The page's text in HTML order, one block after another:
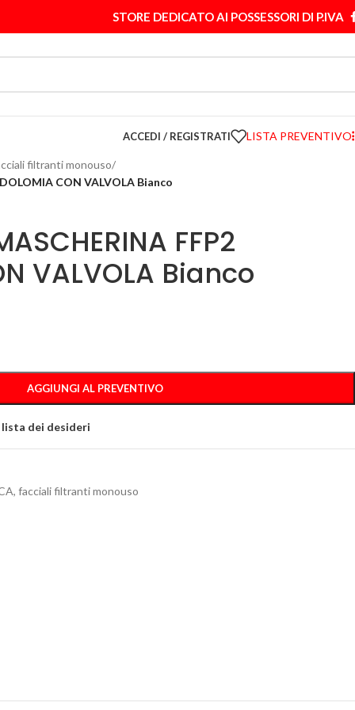
STORE DEDICATO AI POSSESSORI DI P.IVA
ACCEDI / REGISTRATI LISTA PREVENTIVO
filtranti monouso/
CON VALVOLA Bianco
FFP2
VALVOLA Bianco
AGGIUNGI AL PREVENTIVO
lista dei desideri
, facciali filtranti monouso